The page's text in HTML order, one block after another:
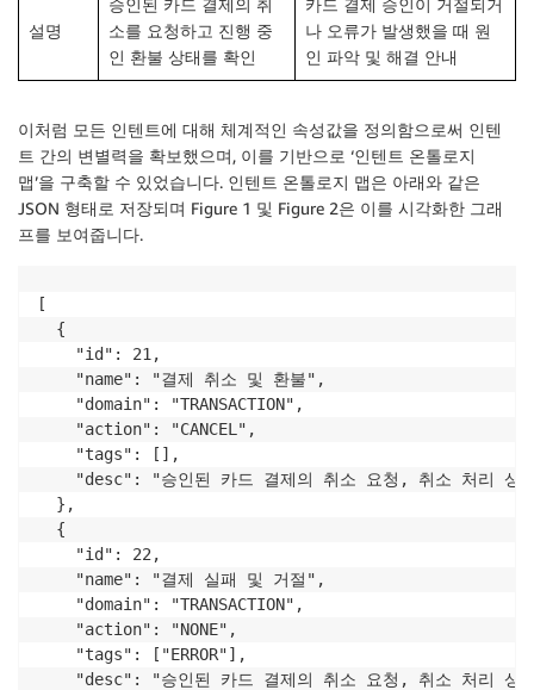
설명
승인된 카드 결제의 취
소를 요청하고 진행 중
인 환불 상태를 확인
카드 결제 승인이 거절되거
나 오류가 발생했을 때 원
인 파악 및 해결 안내
이처럼 모든 인텐트에 대해 체계적인 속성값을 정의함으로써 인텐
트 간의 변별력을 확보했으며, 이를 기반으로 ‘인텐트 온톨로지
맵’을 구축할 수 있었습니다. 인텐트 온톨로지 맵은 아래와 같은
JSON 형태로 저장되며 Figure 1 및 Figure 2은 이를 시각화한 그래
프를 보여줍니다.
[
  {
    "id": 21,
    "name": "결제 취소 및 환불",
    "domain": "TRANSACTION",
    "action": "CANCEL",
    "tags": [],
"desc": "승인된 카드 결제의 취소 요청, 취소 처리 상
  },
  {
    "id": 22,
    "name": "결제 실패 및 거절",
    "domain": "TRANSACTION",
    "action": "NONE",
    "tags": ["ERROR"],
"desc": "승인된 카드 결제의 취소 요청, 취소 처리 상